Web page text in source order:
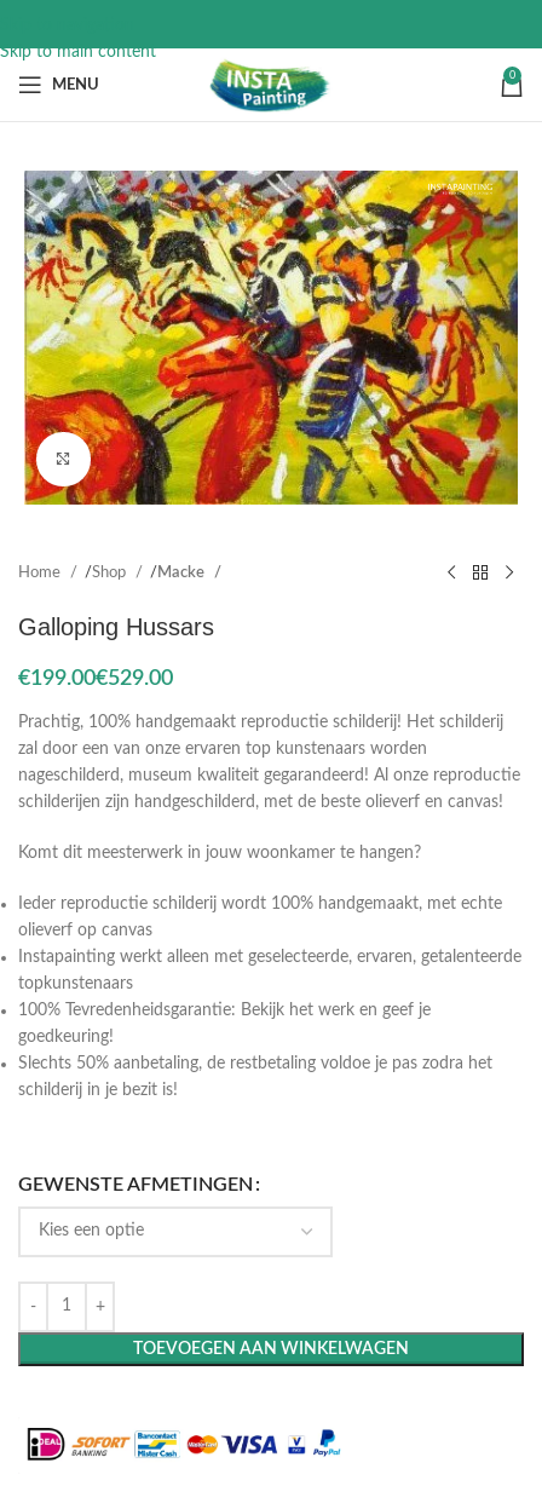
Skip to main content
MENU
0
Click to enlarge
Home Shop Macke
Galloping Hussars
€ €
Prachtig, 100% handgemaakt reproductie schilderij! Het schilderij
zal door een van onze ervaren top kunstenaars worden
nageschilderd, museum kwaliteit gegarandeerd! Al onze reproductie
schilderijen zijn handgeschilderd, met de beste olieverf en canvas!
Komt dit meesterwerk in jouw woonkamer te hangen?
Ieder reproductie schilderij wordt 100% handgemaakt, met echte
olieverf op canvas
Instapainting werkt alleen met geselecteerde, ervaren, getalenteerde
topkunstenaars
100% Tevredenheidsgarantie: Bekijk het werk en geef je
goedkeuring!
Slechts 50% aanbetaling, de restbetaling voldoe je pas zodra het
schilderij in je bezit is!
GEWENSTE AFMETINGEN
TOEVOEGEN AAN WINKELWAGEN